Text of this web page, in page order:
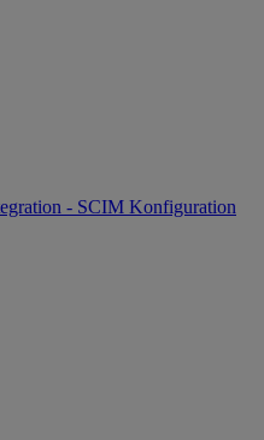
- SCIM Konfiguration